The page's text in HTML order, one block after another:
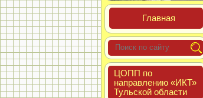
Глав­ная
ЦОПП по
нап­равле­нию «ИКТ»
Туль­ской об­ласти